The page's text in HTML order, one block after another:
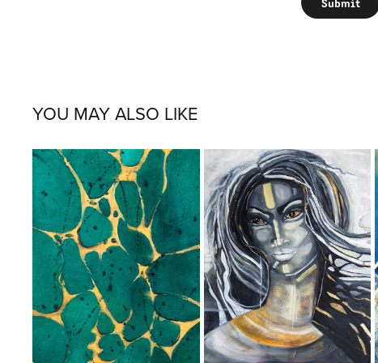
YOU MAY ALSO LIKE
CONNECTION AVATAR